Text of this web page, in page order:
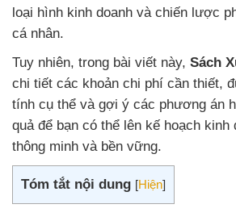
loại hình kinh doanh và chiến lược
cá nhân.
Tuy nhiên, trong bài viết này, Sách
chi tiết các khoản chi phí cần thiết,
tính cụ thể và gợi ý các phương án
quả để bạn có thể lên kế hoạch kinh
thông minh và bền vững.
Tóm tắt nội dung [Hiện]